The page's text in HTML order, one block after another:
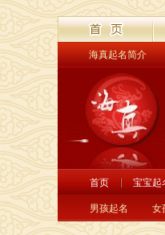
首页 起
海真起名简介
首页 宝宝起
男孩起名 女